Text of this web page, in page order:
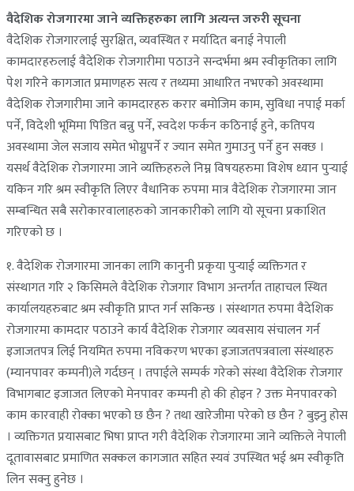
वैदेशिक रोजगारमा जाने व्यक्तिहरुका लागि अत्यन्त जरुरी सूचना
वैदेशिक रोजगारलाई सुरक्षित, व्यवस्थित र मर्यादित बनाई नेपाली
कामदारहरुलाई वैदेशिक रोजगारीमा पठाउने सन्दर्भमा श्रम स्वीकृतिका लागि
पेश गरिने कागजात प्रमाणहरु सत्य र तथ्यमा आधारित नभएको अवस्थामा
वैदेशिक रोजगारीमा जाने कामदारहरु करार बमोजिम काम, सुविधा नपाई मर्का
पर्ने, विदेशी भूमिमा पिडित बन्नु पर्ने, स्वदेश फर्कन कठिनाई हुने, कतिपय
अवस्थामा जेल सजाय समेत भोग्नुपर्ने र ज्यान समेत गुमाउनु पर्ने हुन सक्छ ।
यसर्थ वैदेशिक रोजगारमा जाने व्यक्तिहरुले निम्न विषयहरुमा विशेष ध्यान पुर्‍याई
यकिन गरि श्रम स्वीकृति लिएर वैधानिक रुपमा मात्र वैदेशिक रोजगारमा जान
सम्बन्धित सबै सरोकारवालाहरुको जानकारीको लागि यो सूचना प्रकाशित
गरिएको छ ।
१. वैदेशिक रोजगारमा जानका लागि कानुनी प्रकृया पुर्‍याई व्यक्तिगत र
संस्थागत गरि २ किसिमले वैदेशिक रोजगार विभाग अन्तर्गत ताहाचल स्थित
कार्यालयहरुबाट श्रम स्वीकृति प्राप्‍त गर्न सकिन्छ । संस्थागत रुपमा वैदेशिक
रोजगारमा कामदार पठाउने कार्य वैदेशिक रोजगार व्यवसाय संचालन गर्न
इजाजतपत्र लिई नियमित रुपमा नविकरण भएका इजाजतपत्रवाला संस्थाहरु
(म्यानपावर कम्पनी)ले गर्दछन् । तपाईले सम्पर्क गरेको संस्था वैदेशिक रोजगार
विभागबाट इजाजत लिएको मेनपावर कम्पनी हो की होइन ? उक्त मेनपावरको
काम कारवाही रोक्का भएको छ छैन ? तथा खारेजीमा परेको छ छैन ? बुझ्नु होस
। व्यक्तिगत प्रयासबाट भिषा प्राप्‍त गरी वैदेशिक रोजगारमा जाने व्यक्तिले नेपाली
दूतावासबाट प्रमाणित सक्कल कागजात सहित स्यवं उपस्थित भई श्रम स्वीकृति
लिन सक्नु हुनेछ ।